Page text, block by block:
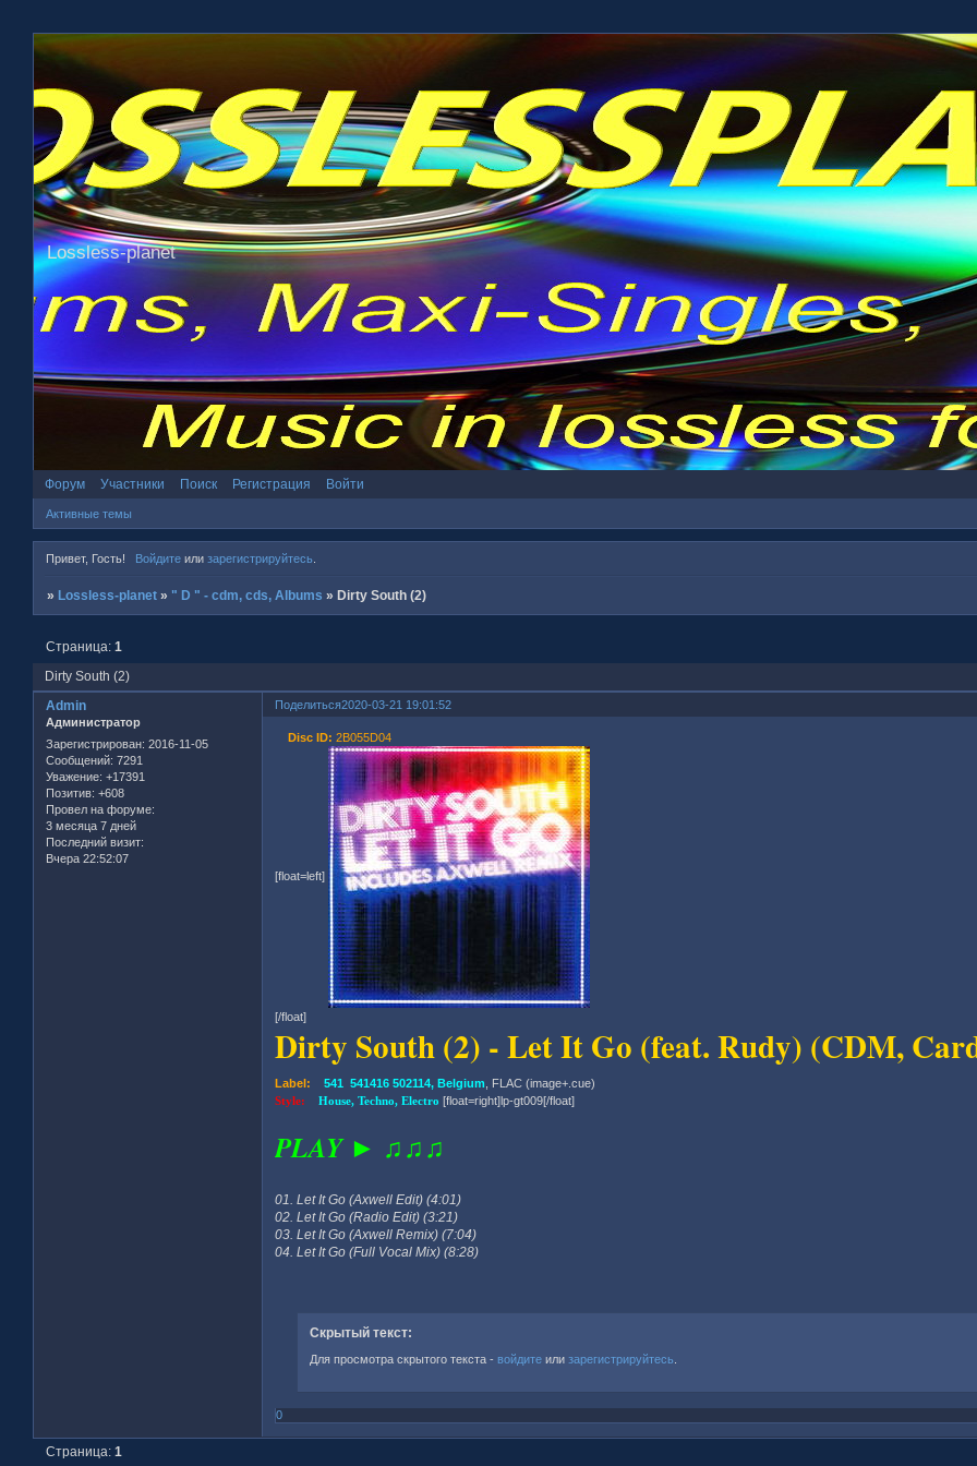
Lossless-planet
Форум Участники Поиск Регистрация Войти
Активные темы
Привет, Гость! Войдитеили зарегистрируйтесь.
» Lossless-planet » " D " - cdm, cds, Albums » Dirty South (2)
Dirty South (2)
Страница:1
Поделиться2020-03-21 19:01:52
Admin
Администратор
Зарегистрирован: 2016-11-05
Сообщений: 7291
Уважение: +17391
Позитив: +608
Провел на форуме:
3 месяца 7 дней
Последний визит:
Вчера 22:52:07
Disc ID: 2B055D04
[float=left]
[/float]
Dirty South (2) - Let It Go (feat. Rudy) (CDM,
Label: 541 541416 502114, Belgium , FLAC (image+.cue)
Style:House, Techno, Electro[float=right]lp-gt009[/float]
PLAY ► ♫♫♫
01. Let It Go (Axwell Edit) (4:01)
02. Let It Go (Radio Edit) (3:21)
03. Let It Go (Axwell Remix) (7:04)
04. Let It Go (Full Vocal Mix) (8:28)
Скрытый текст:
Для просмотра скрытого текста - войдитеили зарегистрируйтесь
0
Страница:1